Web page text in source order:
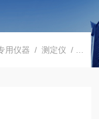
用仪器 /测定仪 / H05356锈蚀测定仪